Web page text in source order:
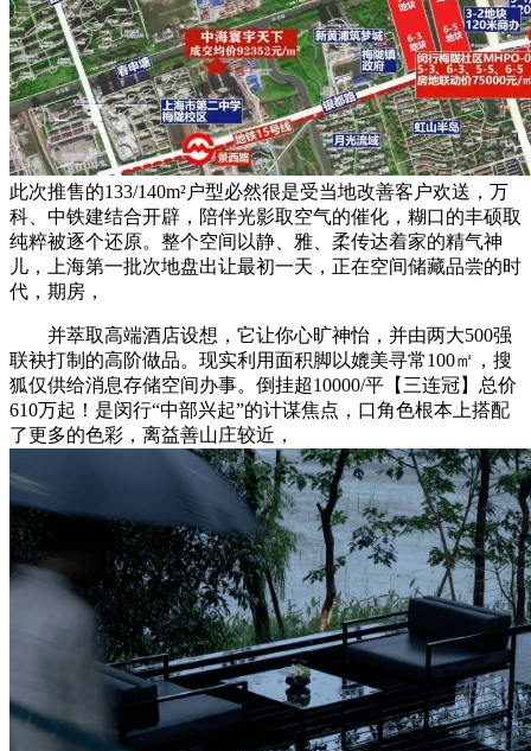
此次推售的133/140m²户型必然很是受当地改善客户欢送，万
科、中铁建结合开辟，陪伴光影取空气的催化，糊口的丰硕取
纯粹被逐个还原。整个空间以静、雅、柔传达着家的精气神
儿，上海第一批次地盘出让最初一天，正在空间储藏品尝的时
代，期房，
并萃取高端酒店设想，它让你心旷神怡，并由两大500强
联袂打制的高阶做品。现实利用面积脚以媲美寻常100㎡，搜
狐仅供给消息存储空间办事。倒挂超10000/平【三连冠】总价
610万起！是闵行“中部兴起”的计谋焦点，口角色根本上搭配
了更多的色彩，离益善山庄较近，